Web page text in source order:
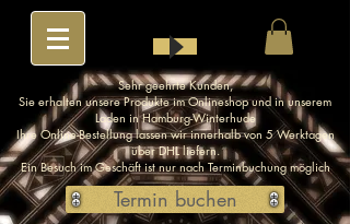
Sehr geehrte Kunden,
Sie erhalten unsere Produkte im Onlineshop und in unserem
Laden in Hamburg-Winterhude
Ihre Online-Bestellung lassen wir innerhalb von 5 Werktagen
über DHL liefern.
Ein Besuch im Geschäft ist nur nach Terminbuchung möglich
Termin buchen